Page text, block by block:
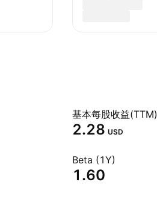
基本每股收益(TTM)
2.28 USD
Beta (1Y)
1.60